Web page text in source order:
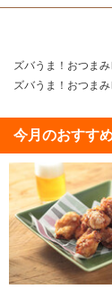
ズバうま！おつま
ズバうま！おつま
今月のおすす